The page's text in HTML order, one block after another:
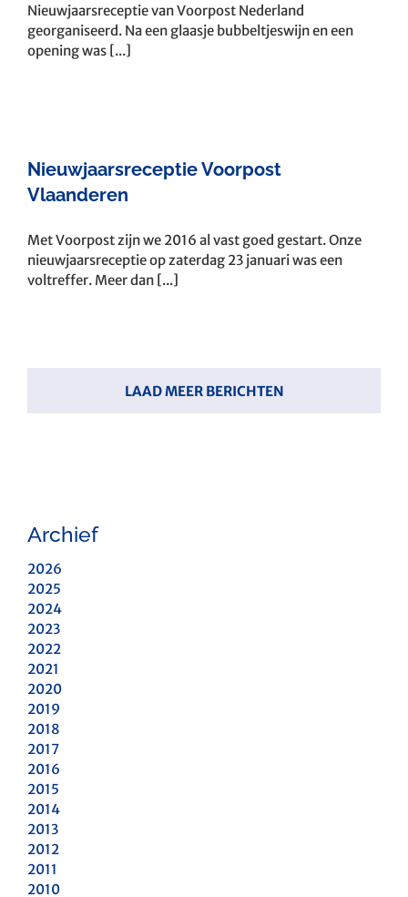
Nieuwjaarsreceptie van Voorpost Nederland
georganiseerd. Na een glaasje bubbeltjeswijn en een
opening was [...]
Nieuwjaarsreceptie Voorpost
Vlaanderen
Met Voorpost zijn we 2016 al vast goed gestart. Onze
nieuwjaarsreceptie op zaterdag 23 januari was een
voltreffer. Meer dan [...]
LAAD MEER BERICHTEN
Archief
2026
2025
2024
2023
2022
2021
2020
2019
2018
2017
2016
2015
2014
2013
2012
2011
2010